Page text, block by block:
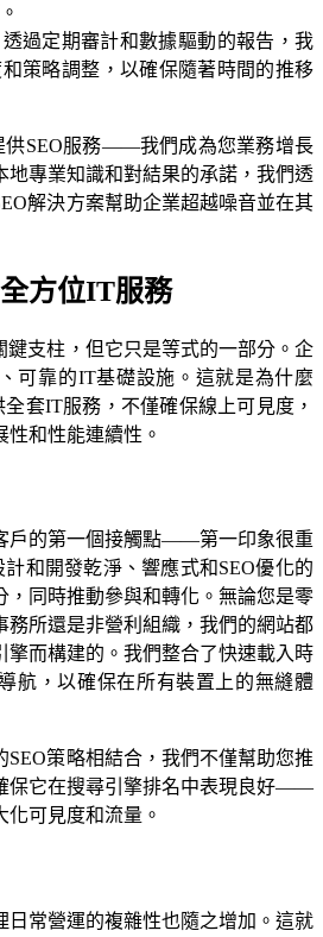
透過定期審計和數據驅動的報告，我
策略調整，以確保隨著時間的推移
供SEO服務——我們成為您業務增長
地專業知識和對結果的承諾，我們透
解決方案幫助企業超越噪音並在其
方位IT服務
鍵支柱，但它只是等式的一部分。企
可靠的IT基礎設施。這就是為什麼
套IT服務，不僅確保線上可見度，
和性能連續性。
戶的第一個接觸點——第一印象很重
和開發乾淨、響應式和SEO優化的
，同時推動參與和轉化。無論您是零
務所還是非營利組織，我們的網站都
擎而構建的。我們整合了快速載入時
航，以確保在所有裝置上的無縫體
SEO策略相結合，我們不僅幫助您推
保它在搜尋引擎排名中表現良好——
可見度和流量。
日常營運的複雜性也隨之增加。這就